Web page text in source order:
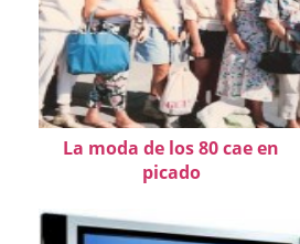
La moda de los 80 cae en
picado